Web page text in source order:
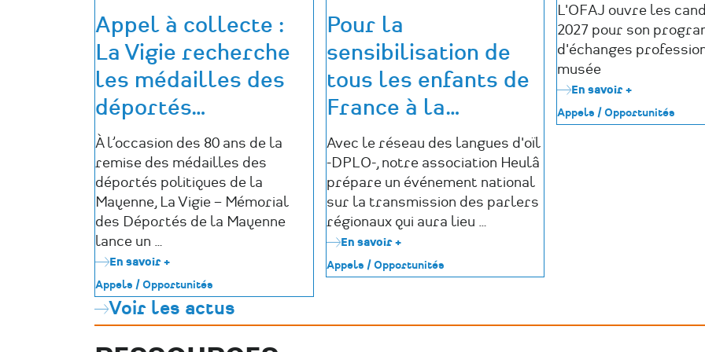
Appel à collecte :
La Vigie recherche
les médailles des
déportés…
À l’occasion des 80 ans de la
remise des médailles des
déportés politiques de la
Mayenne, La Vigie – Mémorial
des Déportés de la Mayenne
lance un …
En savoir +
à
collecte
Appels / Opportunités
Pour la
sensibilisation de
tous les enfants de
France à la…
Avec le réseau des langues d'oïl
-DPLO-, notre association Heulâ
prépare un événement national
sur la transmission des parlers
régionaux qui aura lieu …
En savoir +sur
la
Appels / Opportunités
L'OFAJ ouvre les
2027 pour son
d'échanges
musée
En savoir +
à
Appels / Opportunités
Voir les actus